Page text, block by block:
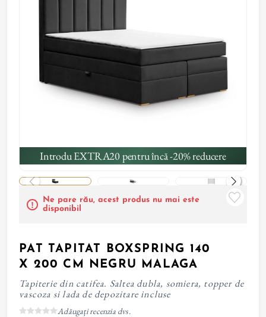
Introdu EXTRA20 pentru încă -20% reducere
Ne pare rău, acest produs nu mai este
disponibil
PAT TAPITAT BOXSPRING 140
X 200 CM NEGRU MALAGA
Tapiterie din catifea. Saltea dubla, somiera, topper de
vascoza si lada de depozitare incluse
Adăugați recenzia dvs.